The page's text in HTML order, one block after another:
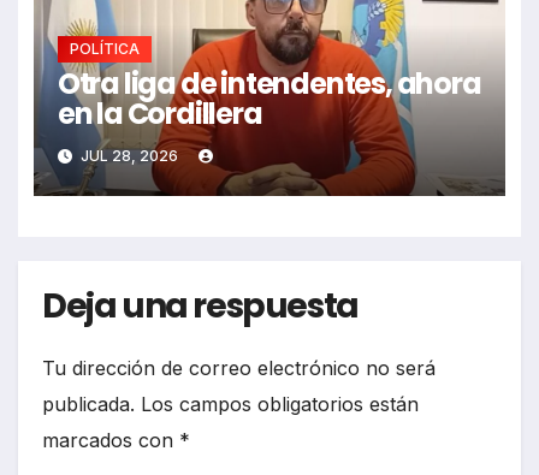
POLÍTICA
Otra liga de intendentes, ahora
en la Cordillera
JUL 28, 2026
Deja una respuesta
Tu dirección de correo electrónico no será
publicada. Los campos obligatorios están
marcados con *